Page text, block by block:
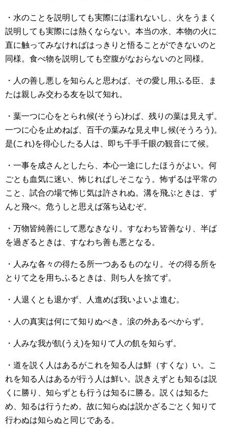
・水のことを説明しても実際には濡れないし、火をうまく
説明しても実際には熱くならない。本当の水、本物の火に
直に触ってみなければはっきりと悟ることができないのと
同様。食べ物を説明しても空腹がなおらないのと同様。
・人の善し悪しを知らんと思わば、その愛し用ふる臣、ま
たは親しみ交わる友を以て知れ。
・葉一つに心をとられ候(そうら)わば、残りの葉は見えず。
一つに心を止めねば、百千の葉みな見え申し候(そうろう)。
是(これ)を得心したる人は、即ち千手千眼の観音にて候。
・一事を成さんとしたら、本心一途にしたほうがよい。何
ごとも血気に迷い、怖じればしそこなう。怖ずるは平常の
こと、試合の場で怖じ気は許されぬ。溝を飛ぶときは、ず
んと飛べ。危うしと思えば落ち込むぞ。
・万物皆純善にして悪なきなり。すなわち皆善なり、半ば
を過ぎるときは、すなわち善も悪となる。
・人みな各々の得たる所一つあるものなり。その得る所を
とりて之を用ちふるときは、則ち人を捨てず。
・人退くとも退かず、人進めば我いよいよ進む。
・人の真実は何にて知りぬべき。涙の外あるべからず。
・人みな我が飢(うえ)を知りて人の飢を知らず。
・道を説く人はあるがこれを知る人は鮮（すくな）い。こ
れを知る人はあるが行う人は鮮い。説きえずとも知るは説
くに勝り、知らずとも行うは知るに勝る。説くは知るた
め、知るは行うため。故に知らぬは説かざるごとく知りて
行わぬは知らぬと同じである。